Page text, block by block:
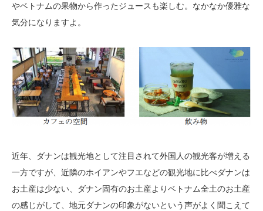
やベトナムの果物から作ったジュースも楽しむ。なかなか優雅な
気分になりますよ。
近年、ダナンは観光地として注目されて外国人の観光客が増える
一方ですが、近隣のホイアンやフエなどの観光地に比べダナンは
お土産は少ない、ダナン固有のお土産よりベトナム全土のお土産
の感じがして、地元ダナンの印象がないという声がよく聞こえて